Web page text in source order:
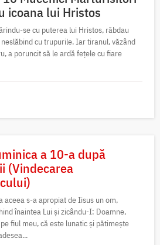
icoana lui Hristos
se cu puterea lui Hristos, răbdau
cu trupurile. Iar tiranul, văzând
a poruncit să le ardă fețele cu fiare
a 10-a după
(Vindecarea
aceea s-a apropiat de Iisus un om,
înaintea Lui și zicându-I: Doamne,
fiul meu, că este lunatic și pătimește